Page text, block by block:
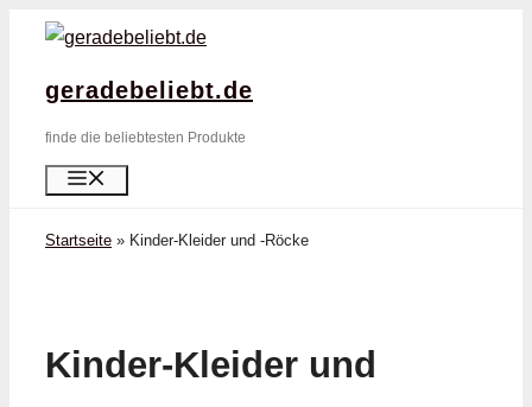
Zum
springen
geradebeliebt.de
finde die beliebtesten Produkte
Startseite » Kinder-Kleider und -Röcke
Kinder-Kleider und